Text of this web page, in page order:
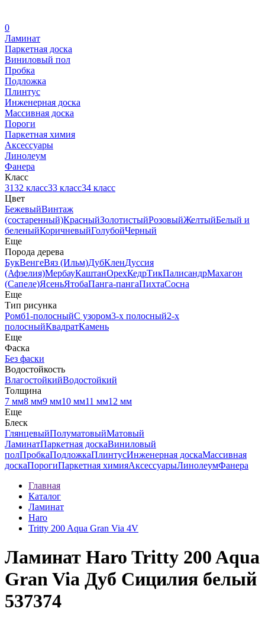
0
Ламинат
Паркетная доска
Виниловый пол
Пробка
Подложка
Плинтус
Инженерная доска
Массивная доска
Пороги
Паркетная химия
Аксессуары
Линолеум
Фанера
Класс
3132 класс33 класс34 класс
Цвет
БежевыйВинтаж
(состаренный)КрасныйЗолотистыйРозовыйЖелтыйБелый и
беленыйКоричневыйГолубойЧерный
Еще
Порода дерева
БукВенгеВяз (Ильм)ДубКленДуссия
(Афзелия)МербауКаштанОрехКедрТикПалисандрМахагон
(Сапеле)ЯсеньЯтобаПанга-пангаПихтаСосна
Еще
Тип рисунка
Ромб1-полосныйС узором3-х полосный2-х
полосныйКвадратКамень
Еще
Фаска
Без фаски
Водостойкость
ВлагостойкийВодостойкий
Толщина
7 мм8 мм9 мм10 мм11 мм12 мм
Еще
Блеск
ГлянцевыйПолуматовыйМатовый
ЛаминатПаркетная доскаВиниловый
полПробкаПодложкаПлинтусИнженерная доскаМассивная
доскаПорогиПаркетная химияАксессуарыЛинолеумФанера
Главная
Каталог
Ламинат
Haro
Tritty 200 Aqua Gran Via 4V
Ламинат Haro Tritty 200 Aqua
Gran Via Дуб Сицилия белый
537374